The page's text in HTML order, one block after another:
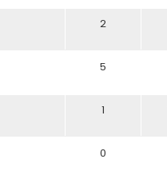
2
5
1
0